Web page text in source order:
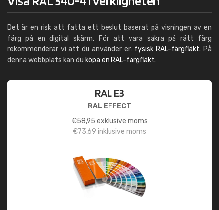
Det är en risk att fatta ett beslut baserat på visningen av en
färg på en digital skärm. För att vara säkra på rätt färg
rekommenderar vi att du använder en fysisk RAL-färgfläkt. På
denna webbplats kan du köpa en RAL-färgfläkt.
RAL E3
RAL EFFECT
€58,95 exklusive moms
€73,69 inklusive moms